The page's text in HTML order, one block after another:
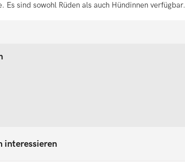
Es sind sowohl Rüden als auch Hündinnen verfügbar.
interessieren